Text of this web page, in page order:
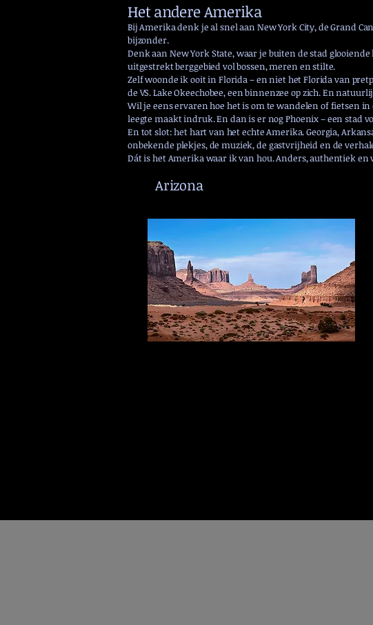
Arizona
Het andere Amerika
Bij Amerika denk je al snel aan New York City, de Grand
bijzonder.
Denk aan New York State, waar je buiten de stad
uitgestrekt berggebied vol bossen, meren en stilte.
Zelf woonde ik ooit in Florida – en niet het Florida van
de VS. Lake Okeechobee, een binnenzee op zich. En
Wil je eens ervaren hoe het is om te wandelen of fietsen
leegte maakt indruk. En dan is er nog Phoenix – een stad
En tot slot: het hart van het echte Amerika. Georgia,
onbekende plekjes, de muziek, de gastvrijheid en de
Dát is het Amerika waar ik van hou. Anders, authentiek